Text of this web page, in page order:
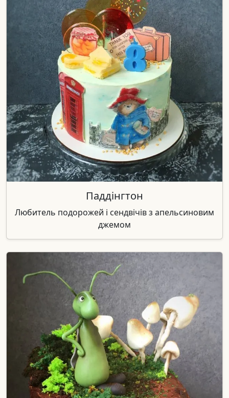
Паддінгтон
Любитель подорожей і сендвічів з апельсиновим
джемом